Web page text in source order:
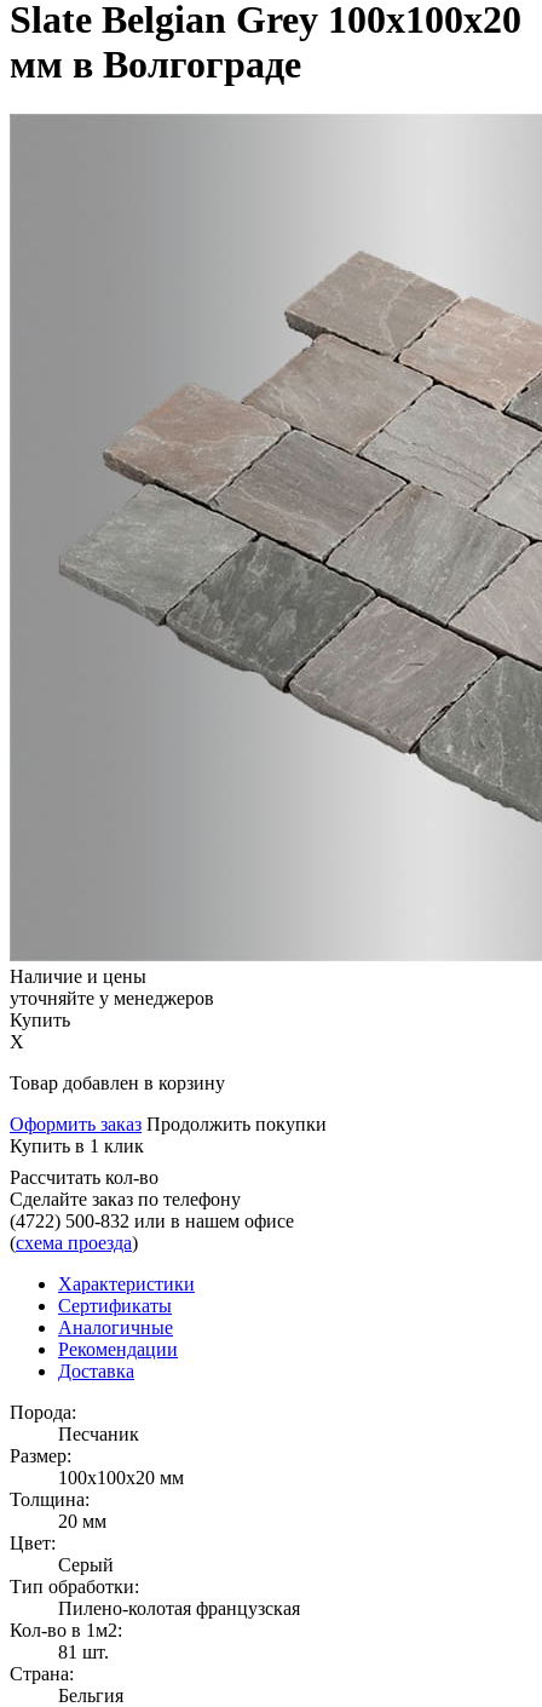
Slate Belgian Grey 100x100x20
мм в Волгограде
Наличие и цены
уточняйте у менеджеров
Купить
X
Товар добавлен в корзину
Оформить заказ Продолжить покупки
Купить в 1 клик
Рассчитать кол-во
Сделайте заказ по телефону
(4722) 500-832 или в нашем офисе
(схема проезда)
Характеристики
Сертификаты
Аналогичные
Рекомендации
Доставка
Порода:
Песчаник
Размер:
100x100x20 мм
Толщина:
20 мм
Цвет:
Серый
Тип обработки:
Пилено-колотая французская
Кол-во в 1м2:
81 шт.
Страна:
Бельгия